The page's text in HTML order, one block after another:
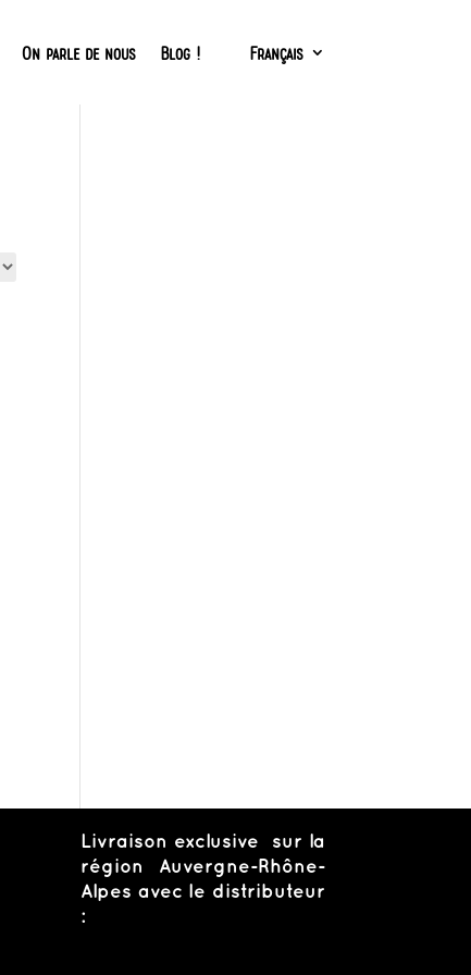
On parle de nous Blog ! Français
Livraison exclusive sur la
région Auvergne-Rhône-
Alpes avec le distributeur
: